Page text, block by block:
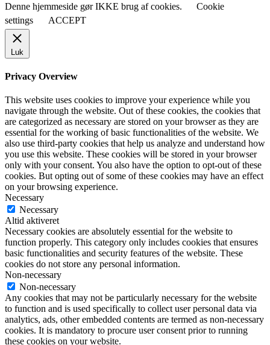
Denne hjemmeside gør IKKE brug af cookies.
Cookie
settings
ACCEPT
Luk
Privacy Overview
This website uses cookies to improve your experience while you
navigate through the website. Out of these cookies, the cookies that
are categorized as necessary are stored on your browser as they are
essential for the working of basic functionalities of the website. We
also use third-party cookies that help us analyze and understand how
you use this website. These cookies will be stored in your browser
only with your consent. You also have the option to opt-out of these
cookies. But opting out of some of these cookies may have an effect
on your browsing experience.
Necessary
Necessary
Altid aktiveret
Necessary cookies are absolutely essential for the website to
function properly. This category only includes cookies that ensures
basic functionalities and security features of the website. These
cookies do not store any personal information.
Non-necessary
Non-necessary
Any cookies that may not be particularly necessary for the website
to function and is used specifically to collect user personal data via
analytics, ads, other embedded contents are termed as non-necessary
cookies. It is mandatory to procure user consent prior to running
these cookies on your website.